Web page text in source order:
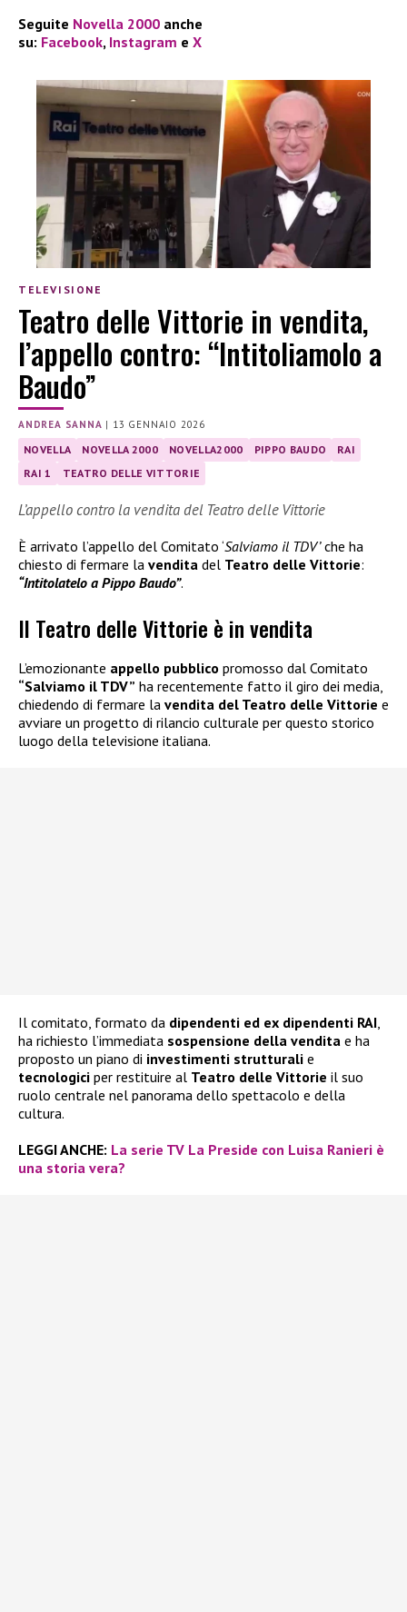
Seguite Novella 2000 anche
su: Facebook, Instagram e X
TELEVISIONE
Teatro delle Vittorie in vendita,
l’appello contro: “Intitoliamolo a
Baudo”
ANDREA SANNA | 13 GENNAIO 2026
NOVELLA NOVELLA 2000 NOVELLA2000 PIPPO BAUDO
RAI
RAI 1
TEATRO DELLE VITTORIE
L’appello contro la vendita del Teatro delle Vittorie
È arrivato l’appello del Comitato ‘Salviamo il TDV’che ha
chiesto di fermare la vendita del Teatro delle Vittorie:
“Intitolatelo a Pippo Baudo”.
Il Teatro delle Vittorie è in vendita
L’emozionante appello pubblico promosso dal Comitato
“Salviamo il TDV” ha recentemente fatto il giro dei media,
chiedendo di fermare la vendita del Teatro delle Vittorie e
avviare un progetto di rilancio culturale per questo storico
luogo della televisione italiana.
Il comitato, formato da dipendenti ed ex dipendenti RAI,
ha richiesto l’immediata sospensione della vendita e ha
proposto un piano di investimenti strutturali e
tecnologici per restituire al Teatro delle Vittorie il suo
ruolo centrale nel panorama dello spettacolo e della
cultura.
LEGGI ANCHE: La serie TV La Preside con Luisa Ranieri è
una storia vera?